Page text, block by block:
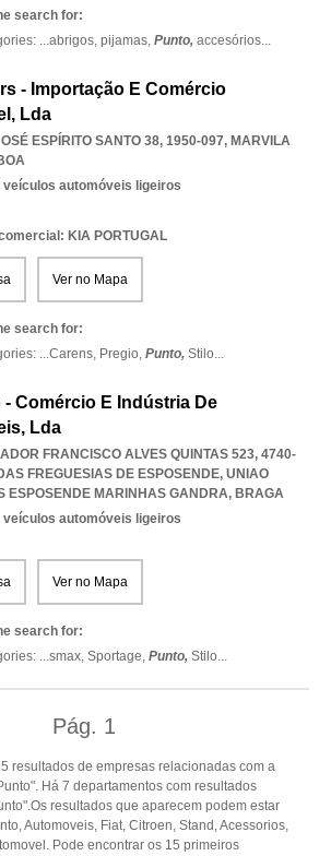
search for:
...abrigos, pijamas, Punto, accesórios...
- Importação E Comércio
Lda
ESPÍRITO SANTO 38, 1950-097, MARVILA
veículos automóveis ligeiros
KIA PORTUGAL
Ver no Mapa
search for:
...Carens, Pregio, Punto, Stilo...
- Comércio E Indústria De
Lda
FRANCISCO ALVES QUINTAS 523, 4740-
FREGUESIAS DE ESPOSENDE, UNIAO
ESPOSENDE MARINHAS GANDRA, BRAGA
veículos automóveis ligeiros
Ver no Mapa
search for:
...smax, Sportage, Punto, Stilo...
Pág. 1
resultados de empresas relacionadas com a
Há 7 departamentos com resultados
resultados que aparecem podem estar
Automoveis, Fiat, Citroen, Stand, Acessorios,
Pode encontrar os 15 primeiros